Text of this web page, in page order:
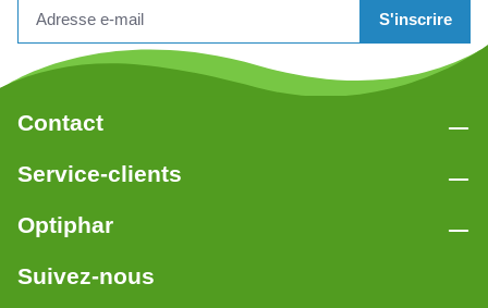
S'inscrire
Contact
Service-clients
Optiphar
Suivez-nous